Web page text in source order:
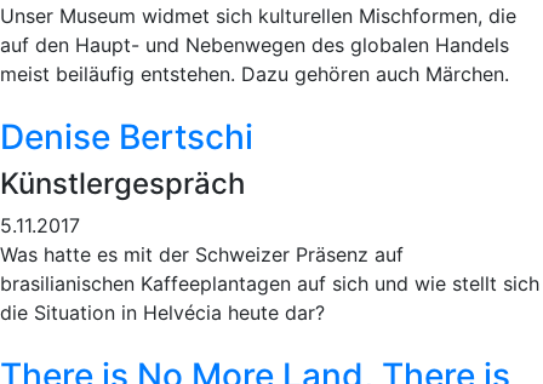
Unser Museum widmet sich kulturellen Mischformen, die
auf den Haupt- und Nebenwegen des globalen Handels
meist beiläufig entstehen. Dazu gehören auch Märchen.
Denise Bertschi
Künstlergespräch
5.11.2017
Was hatte es mit der Schweizer Präsenz auf
brasilianischen Kaffeeplantagen auf sich und wie stellt sich
die Situation in Helvécia heute dar?
There is No More Land, There is